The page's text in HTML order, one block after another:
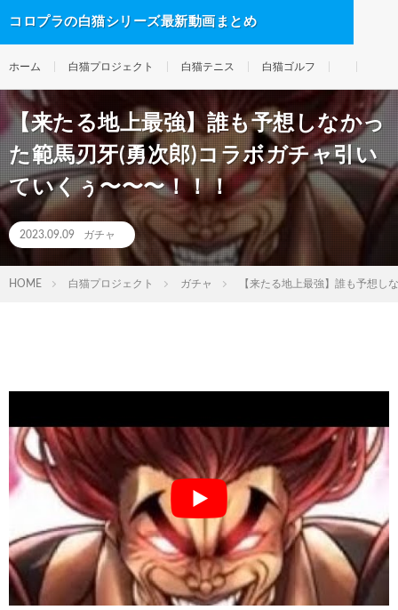
コロプラの白猫シリーズ最新動画まとめ
ホーム 白猫プロジェクト 白猫テニス 白猫ゴルフ
【来たる地上最強】誰も予想しなかっ
た範馬刃牙(勇次郎)コラボガチャ引い
ていくぅ〜〜〜！！！
2023.09.09 ガチャ
HOME 白猫プロジェクト ガチャ 【来たる地上最強】誰も予想し